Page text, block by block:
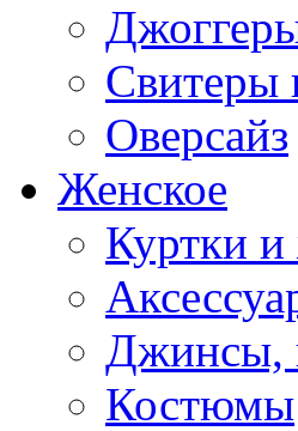
Свитеры
Оверсайз
Женское
Куртки
Джинсы,
Костюмы